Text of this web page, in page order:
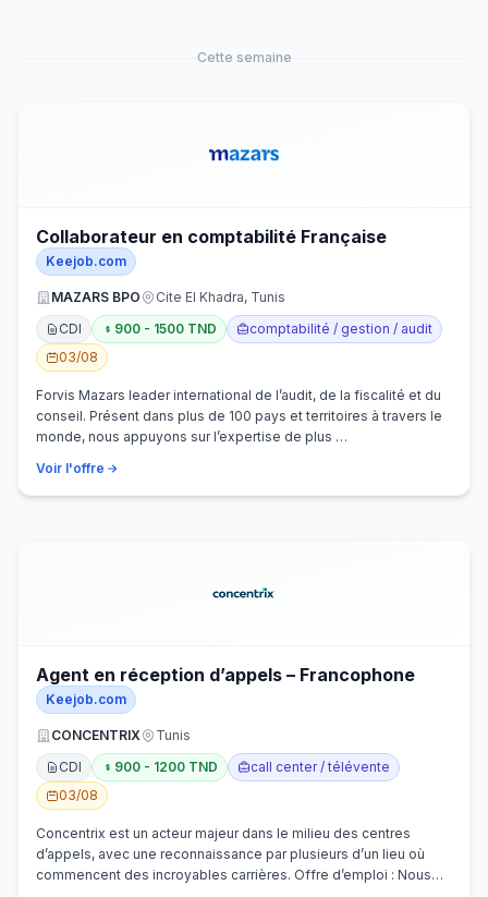
Cette semaine
Collaborateur en comptabilité Française
Keejob.com
MAZARS BPO
Cite El Khadra, Tunis
CDI
900 - 1500 TND
comptabilité / gestion / audit
03/08
Forvis Mazars leader international de l’audit, de la fiscalité et du
conseil. Présent dans plus de 100 pays et territoires à travers le
monde, nous appuyons sur l’expertise de plus …
Voir l'offre
Agent en réception d’appels – Francophone
Keejob.com
CONCENTRIX
Tunis
CDI
900 - 1200 TND
call center / télévente
03/08
Concentrix est un acteur majeur dans le milieu des centres
d’appels, avec une reconnaissance par plusieurs d’un lieu où
commencent des incroyables carrières. Offre d’emploi : Nous